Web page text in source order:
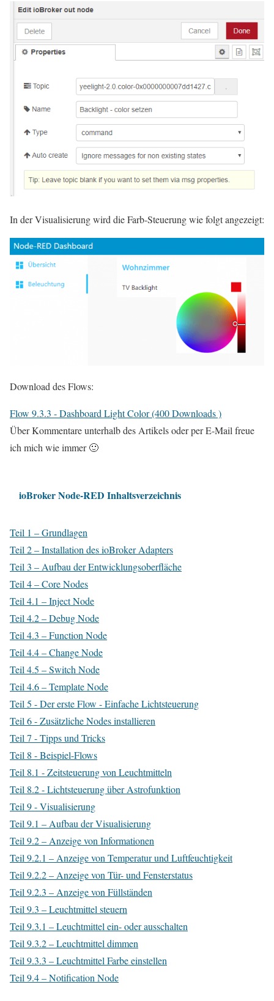
In der Visualisierung wird die Farb-Steuerung wie folgt angezeigt:
Download des Flows:
Flow 9.3.3 - Dashboard Light Color (400 Downloads )
Über Kommentare unterhalb des Artikels oder per E-Mail freue
ich mich wie immer 🙂
ioBroker Node-RED Inhaltsverzeichnis
Teil 1 – Grundlagen
Teil 2 – Installation des ioBroker Adapters
Teil 3 – Aufbau der Entwicklungsoberfläche
Teil 4 – Core Nodes
Teil 4.1 – Inject Node
Teil 4.2 – Debug Node
Teil 4.3 – Function Node
Teil 4.4 – Change Node
Teil 4.5 – Switch Node
Teil 4.6 – Template Node
Teil 5 - Der erste Flow - Einfache Lichtsteuerung
Teil 6 - Zusätzliche Nodes installieren
Teil 7 - Tipps und Tricks
Teil 8 - Beispiel-Flows
Teil 8.1 - Zeitsteuerung von Leuchtmitteln
Teil 8.2 - Lichtsteuerung über Astrofunktion
Teil 9 - Visualisierung
Teil 9.1 – Aufbau der Visualisierung
Teil 9.2 – Anzeige von Informationen
Teil 9.2.1 – Anzeige von Temperatur und Luftfeuchtigkeit
Teil 9.2.2 – Anzeige von Tür- und Fensterstatus
Teil 9.2.3 – Anzeige von Füllständen
Teil 9.3 – Leuchtmittel steuern
Teil 9.3.1 – Leuchtmittel ein- oder ausschalten
Teil 9.3.2 – Leuchtmittel dimmen
Teil 9.3.3 – Leuchtmittel Farbe einstellen
Teil 9.4 – Notification Node